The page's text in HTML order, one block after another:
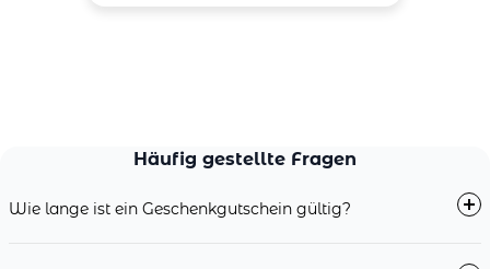
Häufig gestellte Fragen
Wie lange ist ein Geschenkgutschein gültig?